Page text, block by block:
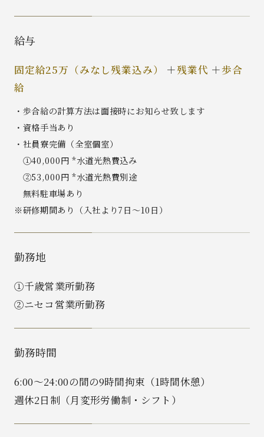
給与
固定給25万（みなし残業込み） 残業代
歩合
給
・歩合給の計算方法は面接時にお知らせ致します
・資格手当あり
・社員寮完備（全室個室）
①40,000円 *水道光熱費込み
②53,000円 *水道光熱費別途
無料駐車場あり
※研修期間あり（入社より7日～10日）
勤務地
①千歳営業所勤務
②ニセコ営業所勤務
勤務時間
6:00〜24:00の間の9時間拘束（1時間休憩）
週休2日制（月変形労働制・シフト）